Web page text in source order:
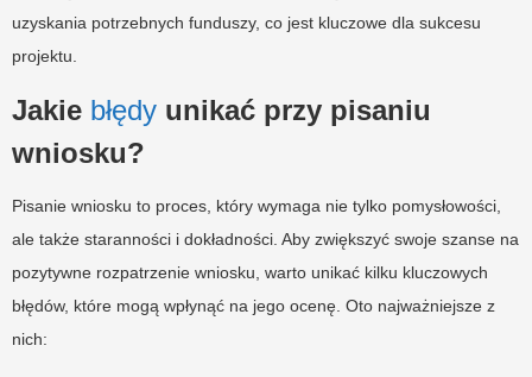
uzyskania potrzebnych funduszy, co jest kluczowe dla sukcesu
projektu.
Jakie błędy unikać przy pisaniu
wniosku?
Pisanie wniosku to proces, który wymaga nie tylko pomysłowości,
ale także staranności i dokładności. Aby zwiększyć swoje szanse na
pozytywne rozpatrzenie wniosku, warto unikać kilku kluczowych
błędów, które mogą wpłynąć na jego ocenę. Oto najważniejsze z
nich: